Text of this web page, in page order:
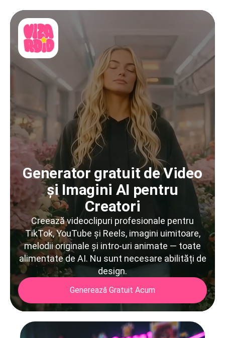
Generator gratuit de Video
și Imagini AI pentru
Creatori
Creează videoclipuri profesionale pentru
TikTok, YouTube și Reels, imagini uimitoare,
melodii originale și intro-uri animate — toate
alimentate de AI. Nu sunt necesare abilități de
design.
Generează Gratuit Acum